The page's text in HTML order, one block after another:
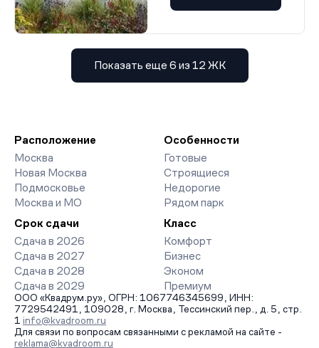
Показать еще 6 из 12 ЖК
Расположение
Москва
Новая Москва
Подмосковье
Москва и МО
Особенности
Готовые
Строящиеся
Недорогие
Рядом парк
Срок сдачи
Сдача в 2026
Сдача в 2027
Сдача в 2028
Сдача в 2029
Класс
Комфорт
Бизнес
Эконом
Премиум
ООО «Квадрум.ру», ОГРН: 1067746345699, ИНН:
7729542491, 109028, г. Москва, Тессинский пер., д. 5, стр.
1 info@kvadroom.ru
Для связи по вопросам связанными с рекламой на сайте -
reklama@kvadroom.ru